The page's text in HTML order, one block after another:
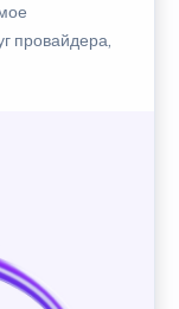
провайдера,